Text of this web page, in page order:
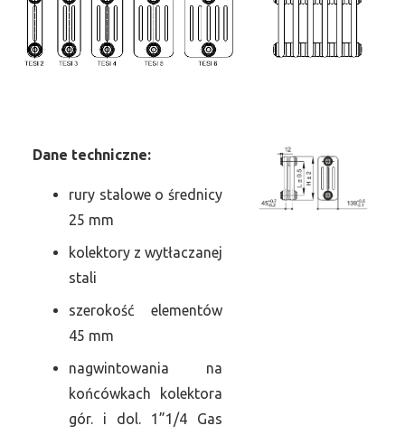
Dane techniczne:
rury stalowe o średnicy
25 mm
kolektory z wytłaczanej
stali
szerokość elementów
45 mm
nagwintowania na
końcówkach kolektora
gór. i dol. 1”1/4 Gas